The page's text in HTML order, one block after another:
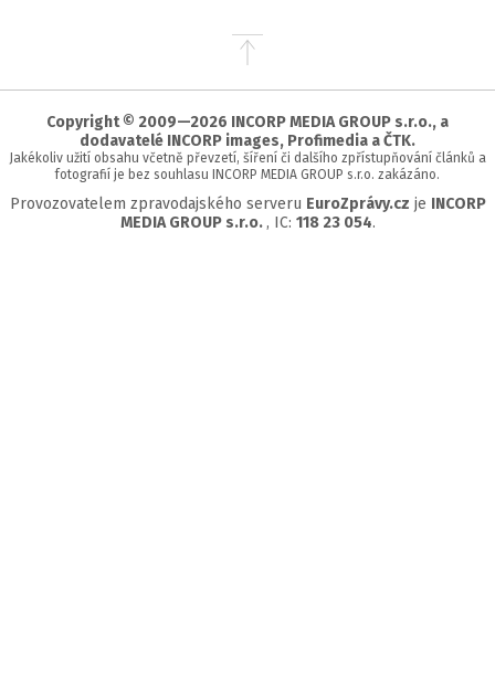
Přejít
stránky
Copyright © 2009—2026 INCORP MEDIA GROUP s.r.o., a
dodavatelé INCORP images, Profimedia a ČTK.
Jakékoliv užití obsahu včetně převzetí, šíření či dalšího zpřístupňování článků a
fotografií je bez souhlasu INCORP MEDIA GROUP s.r.o. zakázáno.
Provozovatelem zpravodajského serveru EuroZprávy.cz je INCORP
MEDIA GROUP s.r.o. , IC: 118 23 054.